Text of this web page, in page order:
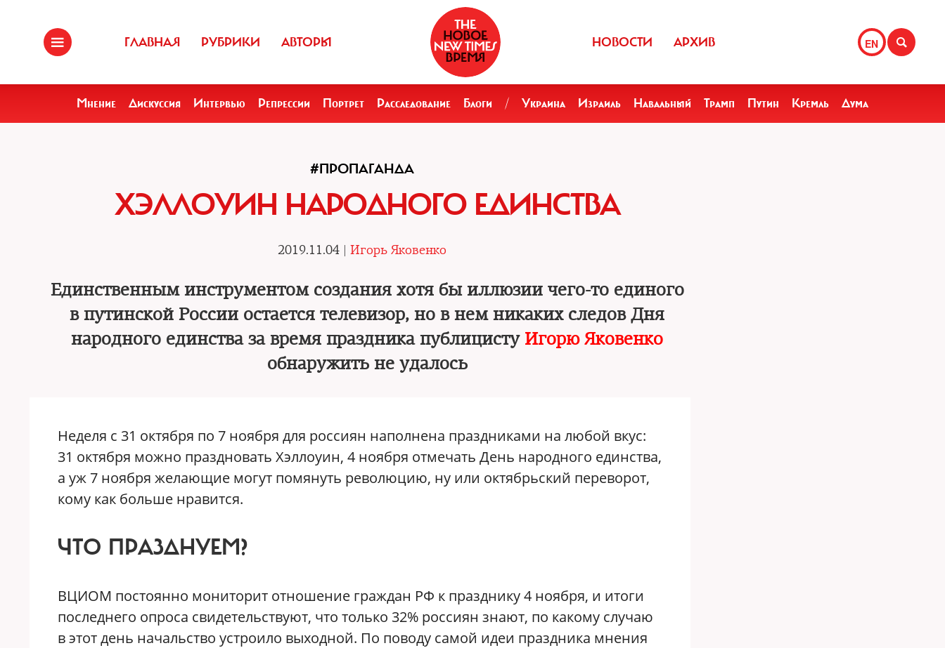
ГЛАВНАЯ РУБРИКИ АВТОРЫ EN
НОВОСТИ АРХИВ
Мнение Дискуссия Интервью Репрессии Портрет Расследование Блоги / Украина Израиль Навальный Трамп Путин Кремль Дума
#ПРОПАГАНДА
ХЭЛЛОУИН НАРОДНОГО ЕДИНСТВА
2019.11.04 | Игорь Яковенко
Единственным инструментом создания хотя бы иллюзии чего-то единого
в путинской России остается телевизор, но в нем никаких следов Дня
народного единства за время праздника публицисту Игорю Яковенко
обнаружить не удалось
Неделя с 31 октября по 7 ноября для россиян наполнена праздниками на любой вкус:
31 октября можно праздновать Хэллоуин, 4 ноября отмечать День народного единства,
а уж 7 ноября желающие могут помянуть революцию, ну или октябрьский переворот,
кому как больше нравится.
ЧТО ПРАЗДНУЕМ?
ВЦИОМ постоянно мониторит отношение граждан РФ к празднику 4 ноября, и итоги
последнего опроса свидетельствуют, что только 32% россиян знают, по какому случаю
в этот день начальство устроило выходной. По поводу самой идеи праздника мнения